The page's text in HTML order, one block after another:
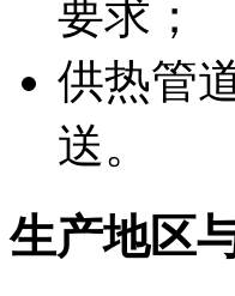
要求；
供热管
送。
生产地区